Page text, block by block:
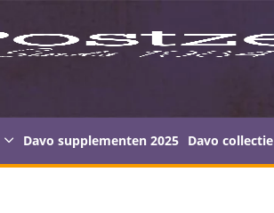
Davo supplementen 2025 Davo collectie